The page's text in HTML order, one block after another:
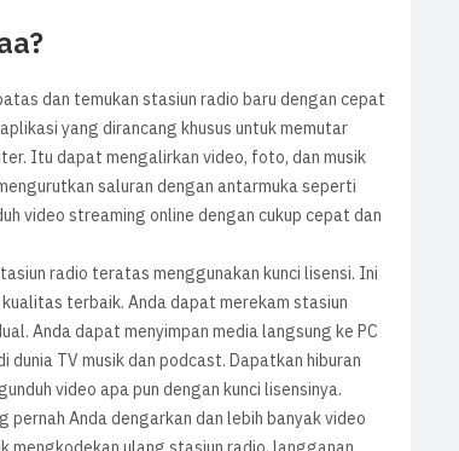
dan temukan stasiun radio baru dengan cepat
yang dirancang khusus untuk memutar
Itu dapat mengalirkan video, foto, dan musik
saluran dengan antarmuka seperti
video streaming online dengan cukup cepat dan
radio teratas menggunakan kunci lisensi. Ini
terbaik. Anda dapat merekam stasiun
Anda dapat menyimpan media langsung ke PC
dunia TV musik dan podcast. Dapatkan hiburan
video apa pun dengan kunci lisensinya.
pernah Anda dengarkan dan lebih banyak video